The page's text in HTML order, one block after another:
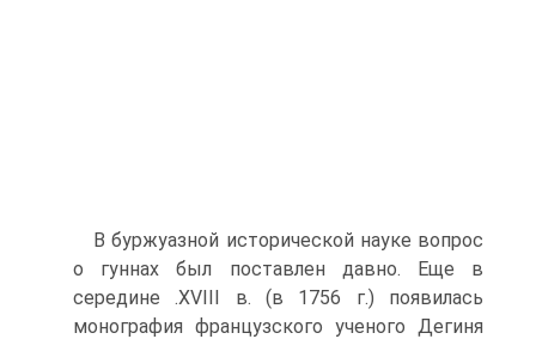
В буржуазной исторической науке вопрос
о гуннах был поставлен давно. Еще в
середине .XVIII в. (в 1756 г.) появилась
монография французского ученого Дегиня